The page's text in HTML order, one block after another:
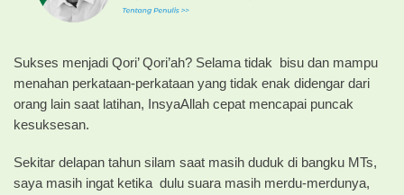
Sukses menjadi Qori’ Qori’ah? Selama tidak bisu dan mampu
menahan perkataan-perkataan yang tidak enak didengar dari
orang lain saat latihan, InsyaAllah cepat mencapai puncak
kesuksesan.
Sekitar delapan tahun silam saat masih duduk di bangku MTs,
saya masih ingat ketika dulu suara masih merdu-merdunya,